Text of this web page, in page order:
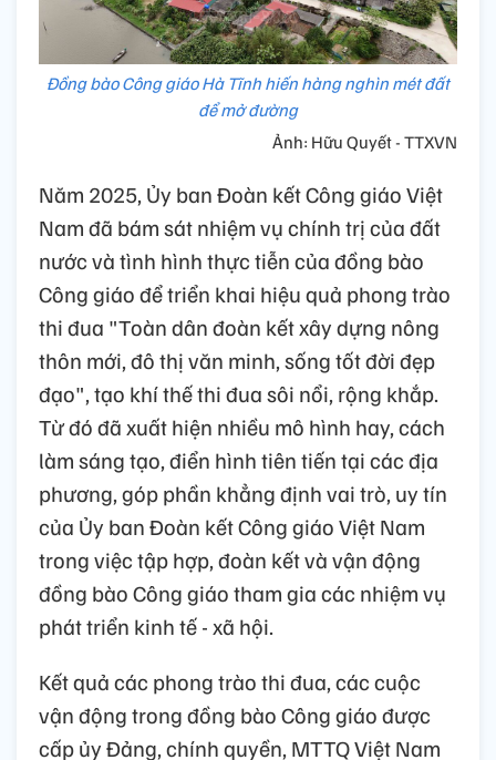
Đồng bào Công giáo Hà Tĩnh hiến hàng nghìn mét đất
để mở đường
Ảnh: Hữu Quyết - TTXVN
Năm 2025, Ủy ban Đoàn kết Công giáo Việt
Nam đã bám sát nhiệm vụ chính trị của đất
nước và tình hình thực tiễn của đồng bào
Công giáo để triển khai hiệu quả phong trào
thi đua "Toàn dân đoàn kết xây dựng nông
thôn mới, đô thị văn minh, sống tốt đời đẹp
đạo", tạo khí thế thi đua sôi nổi, rộng khắp.
Từ đó đã xuất hiện nhiều mô hình hay, cách
làm sáng tạo, điển hình tiên tiến tại các địa
phương, góp phần khẳng định vai trò, uy tín
của Ủy ban Đoàn kết Công giáo Việt Nam
trong việc tập hợp, đoàn kết và vận động
đồng bào Công giáo tham gia các nhiệm vụ
phát triển kinh tế - xã hội.
Kết quả các phong trào thi đua, các cuộc
vận động trong đồng bào Công giáo được
cấp ủy Đảng, chính quyền, MTTQ Việt Nam